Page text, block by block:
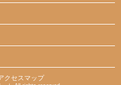
クセスマップ